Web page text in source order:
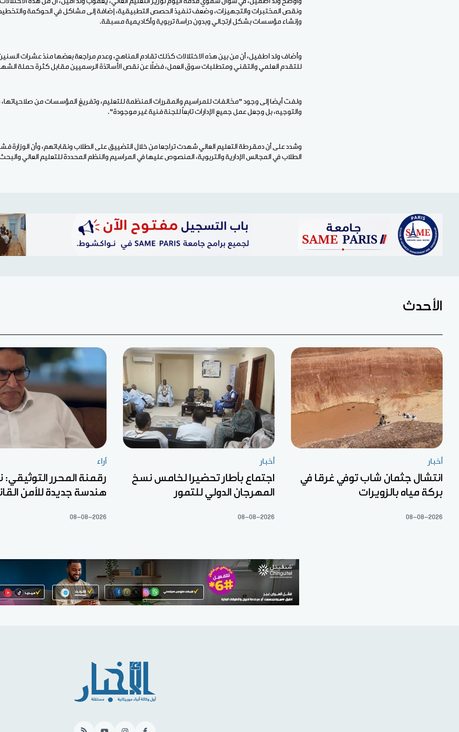
ونقص المختبرات والتجهيزات، وضعف تنفيذ الحصص التطبيقية، إضافة إلى مشاكل في الحوكمة
وإنشاء مؤسسات بشكل ارتجالي وبدون دراسة تربوية وأكاديمية مسبقة.
وأضاف ولد اطفيل، أن من بين هذه الاختلالات كذلك تقادم المناهج، وعدم مراجعة بعضها منذ عشرات
للتقدم العلمي والتقني ومتطلبات سوق العمل، فضلاً عن نقص الأساتذة الرسميين مقابل كثرة حملة
ولفت أيضا إلى وجود "مخالفات للمراسيم والمقررات المنظمة للتعليم، وتفريغ المؤسسات من صلاحياتها،
والتوجيه، بل وجعل عمل جميع الإدارات تابعاً للجنة فنية غير موجودة".
وشدد على أن دمقرطة التعليم العالي شهدت تراجعا من خلال التضييق على الطلاب ونقاباتهم، وأن الوزارة
الطلاب في المجالس الإدارية والتربوية، المنصوص عليها في المراسيم والنظم المحددة للتعليم العالي
الأحدث
أخبار
انتشال جثمان شاب توفي غرقا في
بركة مياه بالزويرات
08-08-2026
أخبار
اجتماع بأطار تحضيرا لخامس نسخ
المهرجان الدولي للتمور
08-08-2026
آراء
رقمنة المحرر التوثيقي:
هندسة جديدة للأمن
08-08-2026